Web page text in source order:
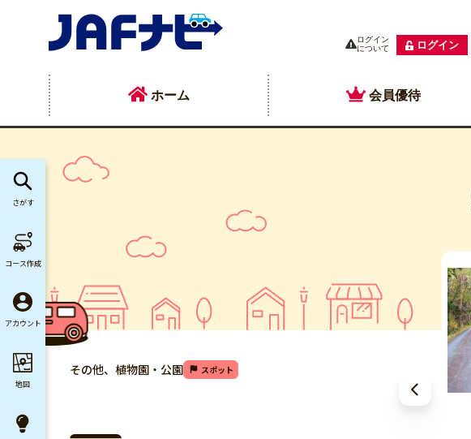
ログイン
について
ログイン
ホーム 会員優待
その他、植物園・公園 スポット
さがす
コース作成
アカウント
地図